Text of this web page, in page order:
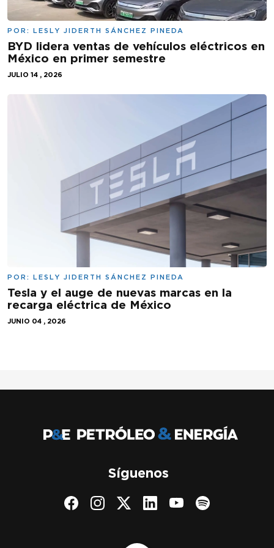
POR: LESLY JIDERTH SÁNCHEZ PINEDA
BYD lidera ventas de vehículos eléctricos en
México en primer semestre
JULIO 14 , 2026
POR: LESLY JIDERTH SÁNCHEZ PINEDA
Tesla y el auge de nuevas marcas en la
recarga eléctrica de México
JUNIO 04 , 2026
Síguenos